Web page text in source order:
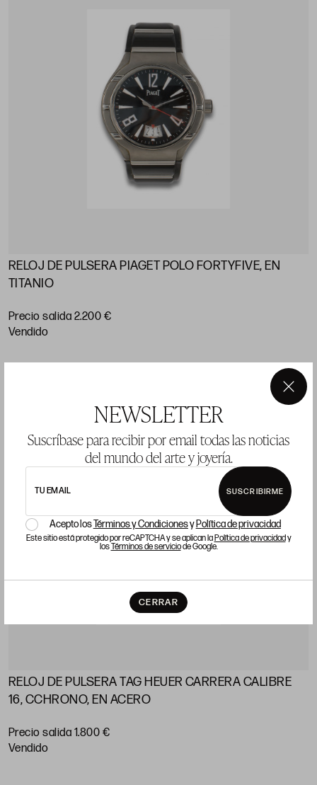
NEWSLETTER
Suscríbase para recibir por email todas las noticias
del mundo del arte y joyería.
TU EMAIL SUSCRIBIRME
Acepto losTérminos y Condicionesy Política de privacidad
Este sitio está protegido por reCAPTCHA y se aplican laPolítica de privacidady
losTérminos de serviciode Google.
CERRAR
×
RELOJ DE PULSERA PIAGET POLO FORTYFIVE, EN
TITANIO
Precio salida 2.200 €
vendido
RELOJ DE PULSERA TAG HEUER CARRERA CALIBRE
16, CCHRONO, EN ACERO
Precio salida 1.800 €
vendido